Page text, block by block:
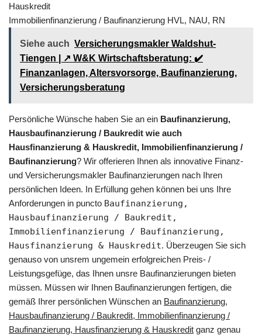
Hauskredit
Immobilienfinanzierung / Baufinanzierung HVL, NAU, RN
Siehe auch Versicherungsmakler Waldshut-
Tiengen | ↗️ W&K Wirtschaftsberatung: ✔️
Finanzanlagen, Altersvorsorge, Baufinanzierung,
Versicherungsberatung
Persönliche Wünsche haben Sie an ein Baufinanzierung,
Hausbaufinanzierung / Baukredit wie auch
Hausfinanzierung & Hauskredit, Immobilienfinanzierung /
Baufinanzierung? Wir offerieren Ihnen als innovative Finanz-
und Versicherungsmakler Baufinanzierungen nach Ihren
persönlichen Ideen. In Erfüllung gehen können bei uns Ihre
Anforderungen in puncto Baufinanzierung,
Hausbaufinanzierung / Baukredit,
Immobilienfinanzierung / Baufinanzierung,
Hausfinanzierung & Hauskredit. Überzeugen Sie sich
genauso von unsrem ungemein erfolgreichen Preis- /
Leistungsgefüge, das Ihnen unsre Baufinanzierungen bieten
müssen. Müssen wir Ihnen Baufinanzierungen fertigen, die
gemäß Ihrer persönlichen Wünschen an Baufinanzierung,
Hausbaufinanzierung / Baukredit, Immobilienfinanzierung /
Baufinanzierung, Hausfinanzierung & Hauskredit ganz genau